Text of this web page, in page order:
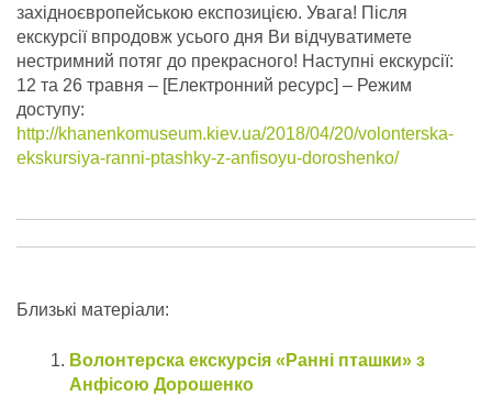
західноєвропейською експозицією. Увага! Після
екскурсії впродовж усього дня Ви відчуватимете
нестримний потяг до прекрасного! Наступні екскурсії:
12 та 26 травня – [Електронний ресурс] – Режим
доступу:
http://khanenkomuseum.kiev.ua/2018/04/20/volonterska-
ekskursiya-ranni-ptashky-z-anfisoyu-doroshenko/
Близькі матеріали:
Волонтерска екскурсія «Ранні пташки» з
Анфісою Дорошенко